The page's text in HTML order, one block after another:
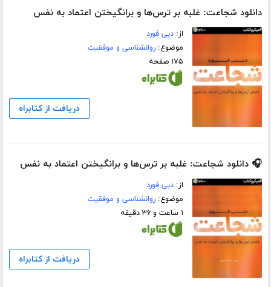
دانلود شجاعت: غلبه بر ترس‌ها و برانگیختن اعتماد به نفس
از:دبی فورد
موضوع:روانشناسی و موفقیت
۱۷۵ صفحه
دریافت از کتابراه
🎧 دانلود شجاعت: غلبه بر ترس‌ها و برانگیختن اعتماد به نفس
از:دبی فورد
موضوع:روانشناسی و موفقیت
۱ ساعت و ۳۶ دقیقه
دریافت از کتابراه